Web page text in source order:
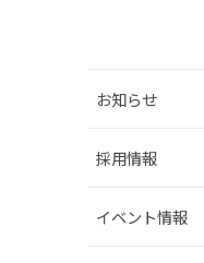
お知らせ
採用情報
イベント情報